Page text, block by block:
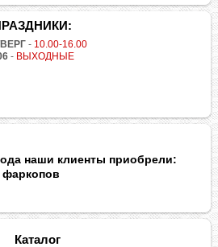
- 10.00-16.00
- ВЫХОДНЫЕ
наши клиенты приобрели:
фаркопов
Каталог